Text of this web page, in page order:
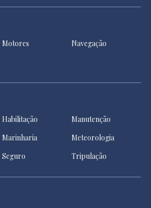
Motores
Navegação
Habilitação
Manutenção
Marinharia
Meteorologia
Seguro Tripulação